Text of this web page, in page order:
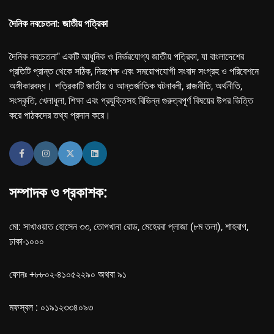
দৈনিক নবচেতনা: জাতীয় পত্রিকা
দৈনিক নবচেতনা" একটি আধুনিক ও নির্ভরযোগ্য জাতীয় পত্রিকা, যা বাংলাদেশের
প্রতিটি প্রান্ত থেকে সঠিক, নিরপেক্ষ এবং সময়োপযোগী সংবাদ সংগ্রহ ও পরিবেশনে
অঙ্গীকারবদ্ধ। পত্রিকাটি জাতীয় ও আন্তর্জাতিক ঘটনাবলী, রাজনীতি, অর্থনীতি,
সংস্কৃতি, খেলাধুলা, শিক্ষা এবং প্রযুক্তিসহ বিভিন্ন গুরুত্বপূর্ণ বিষয়ের উপর ভিত্তি
করে পাঠকদের তথ্য প্রদান করে।
সম্পাদক ও প্রকাশক:
মো: সাখাওয়াত হোসেন ৩৩, তোপখানা রোড, মেহেরবা প্লাজা (৮ম তলা), শাহবাগ,
ঢাকা-১০০০
ফোনঃ +৮৮০২-৪১০৫২২৯০ অথবা ৯১
মফস্বল : ০১৯১২৩৩৪০৯৩